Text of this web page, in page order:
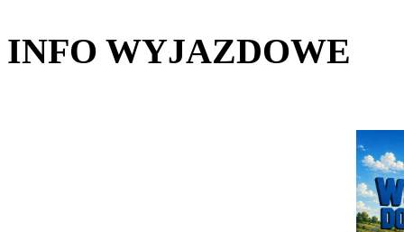
INFO WYJAZDOWE